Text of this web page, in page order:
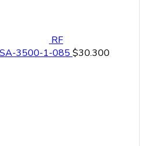
RF
3500-1-085 $30.300